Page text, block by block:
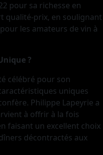
pour sa richesse en
qualité-prix, en soulignant
les amateurs de vin à
?
célébré pour son
uniques
Philippe Lapeyrie a
à offrir à la fois
faisant un excellent choix
décontractés aux